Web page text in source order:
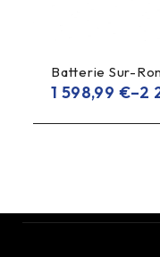
Batterie Sur-
1 598,99 €–2